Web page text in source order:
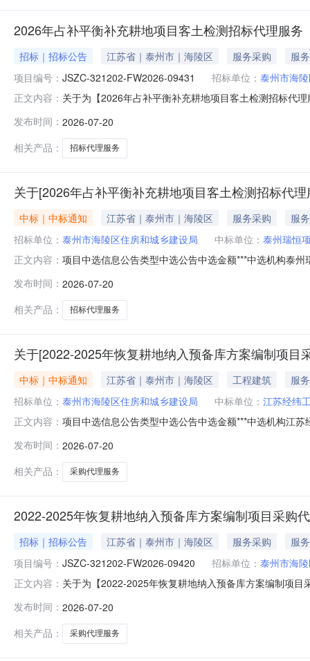
2026年占补平衡补充耕地项目客土检测招标代理服务
招标｜招标公告 江苏省｜泰州市｜海陵区 服务采购
服务
项目编号： JSZC-321202-FW2026-09431 招标单位： 泰州市海
正文内容： 关于为【2026年占补平衡补充耕地项目客土检测招标代
建设内容：商务服务/采购代理服务服务内容：2026年占
0.6600
发布时间： 2026-07-20
相关产品：
招标代理服务
关于[2026年占补平衡补充耕地项目客土检测招标代
中标｜中标通知 江苏省｜泰州市｜海陵区 服务采购
服务
招标单位： 泰州市海陵区住房和城乡建设局 中标单位： 泰州瑞恒
正文内容： 项目中选信息公告类型中选公告中选金额***中选机构泰
低价竞价最高价服务金额说明业主单位信息项目单位泰
发布时间： 2026-07-20
相关产品：
招标代理服务
关于[2022-2025年恢复耕地纳入预备库方案编制项
中标｜中标通知 江苏省｜泰州市｜海陵区 工程建筑
服务
招标单位： 泰州市海陵区住房和城乡建设局 中标单位： 江苏经纬
正文内容： 项目中选信息公告类型中选公告中选金额***中选机构江
务服务金额3600.0元竞价最低价竞价最高价服务金额说
发布时间： 2026-07-20
相关产品：
采购代理服务
2022-2025年恢复耕地纳入预备库方案编制项目采购
招标｜招标公告 江苏省｜泰州市｜海陵区 服务采购
服务
项目编号： JSZC-321202-FW2026-09420 招标单位： 泰州市海
正文内容： 关于为【2022-2025年恢复耕地纳入预备库方案编制项
招标代理项目建设内容：商务服务/采购代理服务服务内
发布时间： 2026-07-20
相关产品：
采购代理服务